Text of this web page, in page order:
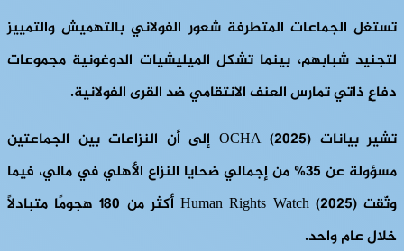
تستغل الجماعات المتطرفة شعور الفولاني بالتهميش والتمييز
لتجنيد شبابهم، بينما تشكل الميليشيات الدوغونية مجموعات
دفاعٍ ذاتي تمارس العنف الانتقامي ضد القرى الفولانية.
تشير بيانات OCHA (2025) إلى أن النزاعات بين الجماعتين
مسؤولة عن 35% من إجمالي ضحايا النزاع الأهلي في مالي، فيما
وثّقت Human Rights Watch (2025) أكثر من 180 هجومًا متبادلًا
خلال عام واحد.